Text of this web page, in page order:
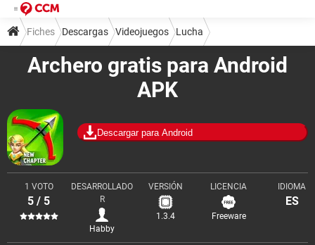
Archero gratis para Android
APK
Descargar para Android
1 VOTO
5 / 5
DESARROLLADO
R
Habby
VERSIÓN
1.3.4
LICENCIA
Freeware
IDIOMA
ES
Fiches Descargas Videojuegos Lucha